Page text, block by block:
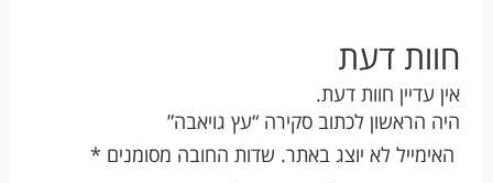
חוות דעת
אין עדיין חוות דעת.
היה הראשון לכתוב סקירה “עץ גויאבה”
האימייל לא יוצג באתר. שדות החובה מסומנים *